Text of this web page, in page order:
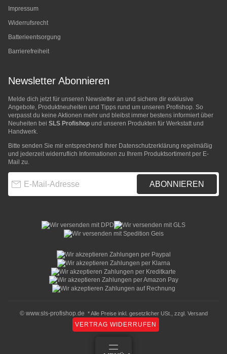
Impressum
Widerrufsrecht
Batterieentsorgung
Barrierefreiheit
Newsletter Abonnieren
Melde dich jetzt für unseren Newsletter an und sichere dir exklusive
Angebote, Produktneuheiten und Tipps rund um unseren Profishop. So
verpasst du keine Aktionen mehr und bleibst immer bestens informiert über
Neuheiten bei SLS Profishop und unseren Produkten für Werkstatt und
Handwerk.
Bitte senden Sie mir entsprechend Ihrer Datenschutzerklärung regelmäßig
und jederzeit widerruflich Informationen zu Ihrem Produktsortiment per E-
Mail zu.
ABONNIEREN
© www.sls-profishop.de * Alle Preise inkl. gesetzlicher USt., zzgl. Versand
VERTRAG WIDERRUFEN